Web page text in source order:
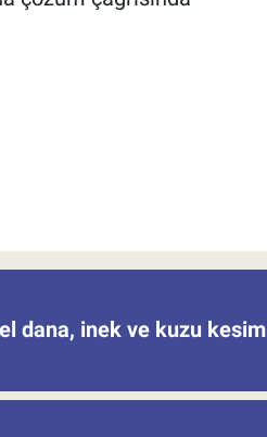
dana, inek ve kuzu kesim